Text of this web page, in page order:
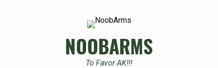
NOOBARMS
To Favor AK!!!